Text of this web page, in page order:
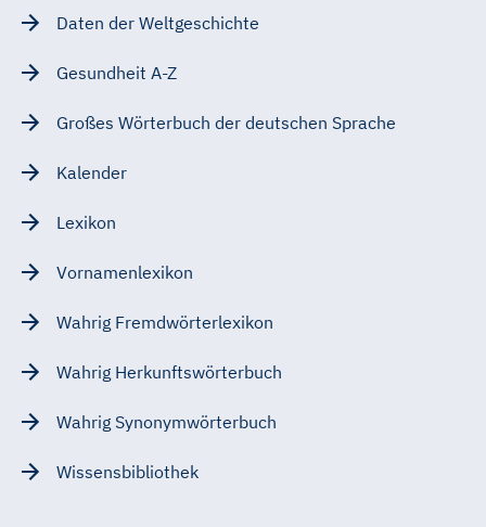
Daten der Weltgeschichte
Gesundheit A-Z
Großes Wörterbuch der deutschen Sprache
Kalender
Lexikon
Vornamenlexikon
Wahrig Fremdwörterlexikon
Wahrig Herkunftswörterbuch
Wahrig Synonymwörterbuch
Wissensbibliothek